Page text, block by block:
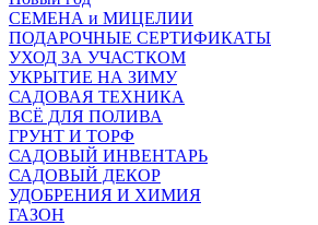
СЕМЕНА и МИЦЕЛИИ
ПОДАРОЧНЫЕ СЕРТИФИКАТЫ
УХОД ЗА УЧАСТКОМ
УКРЫТИЕ НА ЗИМУ
САДОВАЯ ТЕХНИКА
ВСЁ ДЛЯ ПОЛИВА
ГРУНТ И ТОРФ
САДОВЫЙ ИНВЕНТАРЬ
САДОВЫЙ ДЕКОР
УДОБРЕНИЯ И ХИМИЯ
ГАЗОН